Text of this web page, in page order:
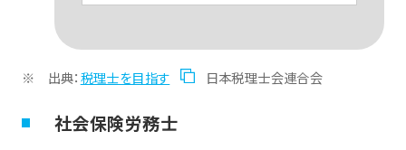
出典：税理士を目指す 日本税理士会連合会
社会保険労務士